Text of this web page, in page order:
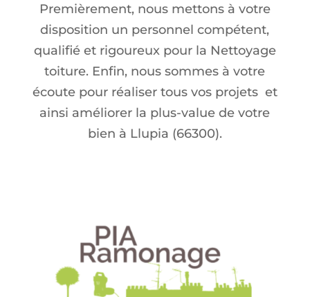
Premièrement, nous mettons à votre
disposition un personnel compétent,
qualifié et rigoureux pour la Nettoyage
toiture. Enfin, nous sommes à votre
écoute pour réaliser tous vos projets et
ainsi améliorer la plus-value de votre
bien à Llupia (66300).